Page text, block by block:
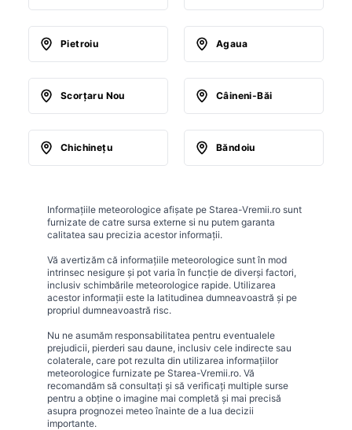
Pietroiu Agaua
Scorţaru Nou Câineni-Băi
Chichineţu Băndoiu
Informațiile meteorologice afișate pe Starea-Vremii.ro sunt
furnizate de catre sursa externe si nu putem garanta
calitatea sau precizia acestor informații.
Vă avertizăm că informațiile meteorologice sunt în mod
intrinsec nesigure și pot varia în funcție de diverși factori,
inclusiv schimbările meteorologice rapide. Utilizarea
acestor informații este la latitudinea dumneavoastră și pe
propriul dumneavoastră risc.
Nu ne asumăm responsabilitatea pentru eventualele
prejudicii, pierderi sau daune, inclusiv cele indirecte sau
colaterale, care pot rezulta din utilizarea informațiilor
meteorologice furnizate pe Starea-Vremii.ro. Vă
recomandăm să consultați și să verificați multiple surse
pentru a obține o imagine mai completă și mai precisă
asupra prognozei meteo înainte de a lua decizii
importante.